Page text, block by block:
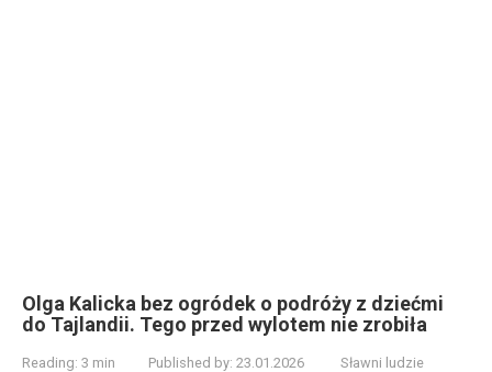
Olga Kalicka bez ogródek o podróży z dziećmi
do Tajlandii. Tego przed wylotem nie zrobiła
Reading: 3 min Published by: 23.01.2026
Sławni ludzie